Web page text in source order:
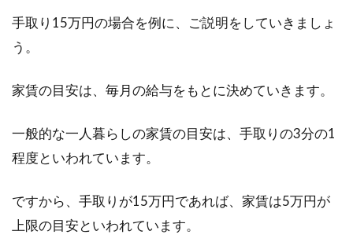
家賃の日割り計算は退去の時にも必
した時、その月の家賃を日割り計算して支払っ
手取り15万円の場合を例に、ご説明をしていきましょ
う。
家賃の目安は、毎月の給与をもとに決めていきます。
一般的な一人暮らしの家賃の目安は、手取りの3分の1
程度といわれています。
ですから、手取りが15万円であれば、家賃は5万円が
上限の目安といわれています。